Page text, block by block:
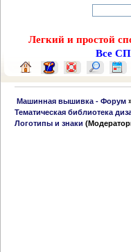
Легкий и простой
Все
Машинная вышивка - Форум
Тематическая библиотека
Логотипы и знаки